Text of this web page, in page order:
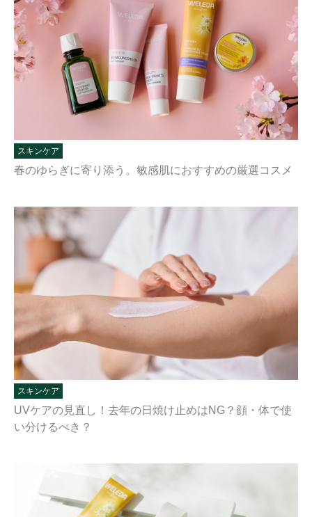
スキンケア
春のゆらぎに寄り添う。敏感肌におすすめの厳選コスメ
スキンケア
UVケアの見直し！去年の日焼け止めはNG？顔・体で使
い分けるべき？